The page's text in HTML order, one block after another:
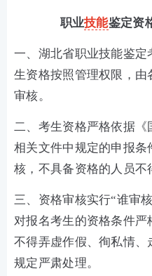
职业技能鉴定资
一、湖北省职业技能鉴定
生资格按照管理权限，
审核。
二、考生资格严格依据《
相关文件中规定的申报
核，不具备资格的人员不
三、资格审核实行“谁审
对报名考生的资格条件严
不得弄虚作假、徇私情
规定严肃处理。